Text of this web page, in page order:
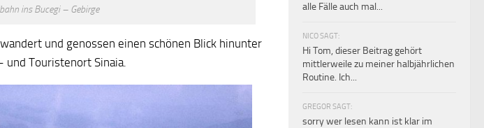
ins Bucegi – Gebirge
und genossen einen schönen Blick hinunter
Touristenort Sinaia.
alle Fälle auch mal...
NICO SAGT:
Hi Tom, dieser Beitrag gehört
mittlerweile zu meiner halbjährlichen
Routine. Ich...
GREGOR SAGT:
sorry wer lesen kann ist klar im